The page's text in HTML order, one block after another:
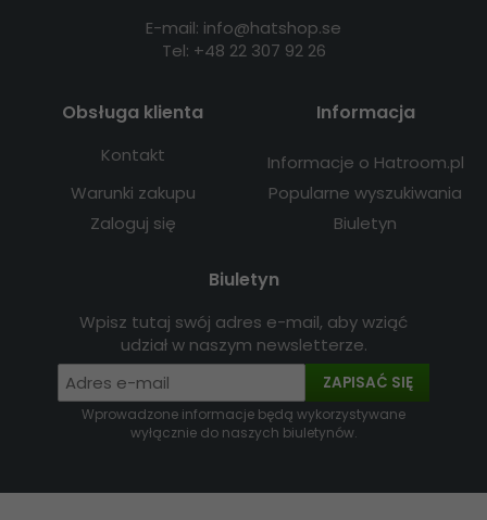
E-mail: info@hatshop.se
Tel: +48 22 307 92 26
Obsługa klienta
Kontakt
Warunki zakupu
Zaloguj się
Informacja
Informacje o Hatroom.pl
Popularne wyszukiwania
Biuletyn
Biuletyn
Wpisz tutaj swój adres e-mail, aby wziąć
udział w naszym newsletterze.
ZAPISAĆ SIĘ
Wprowadzone informacje będą wykorzystywane
wyłącznie do naszych biuletynów.